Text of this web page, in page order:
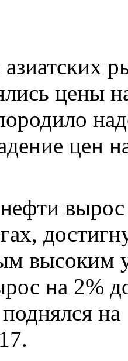
цены
цен
высоким
на 2%